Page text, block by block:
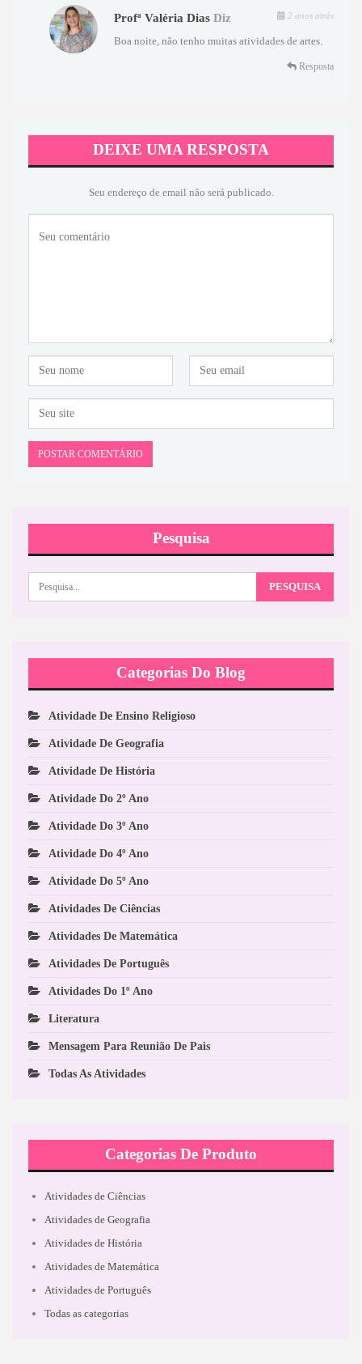
Profª Valéria Dias Diz 2 anos atrás
Boa noite, não tenho muitas atividades de artes.
Resposta
DEIXE UMA RESPOSTA
Seu endereço de email não será publicado.
Pesquisa
Categorias Do Blog
Atividade De Ensino Religioso
Atividade De Geografia
Atividade De História
Atividade Do 2º Ano
Atividade Do 3º Ano
Atividade Do 4º Ano
Atividade Do 5º Ano
Atividades De Ciências
Atividades De Matemática
Atividades De Português
Atividades Do 1º Ano
Literatura
Mensagem Para Reunião De Pais
Todas As Atividades
Categorias De Produto
Atividades de Ciências
Atividades de Geografia
Atividades de História
Atividades de Matemática
Atividades de Português
Todas as categorias